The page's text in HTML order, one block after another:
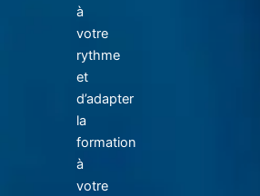
à
votre
rythme
et
d’adapter
la
formation
à
votre